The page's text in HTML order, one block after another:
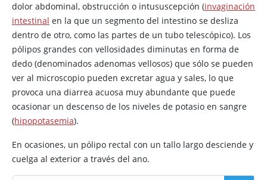
dolor abdominal, obstrucción o intususcepción (invaginación
intestinal en la que un segmento del intestino se desliza
dentro de otro, como las partes de un tubo telescópico). Los
pólipos grandes con vellosidades diminutas en forma de
dedo (denominados adenomas vellosos) que sólo se pueden
ver al microscopio pueden excretar agua y sales, lo que
provoca una diarrea acuosa muy abundante que puede
ocasionar un descenso de los niveles de potasio en sangre
(hipopotasemia).
En ocasiones, un pólipo rectal con un tallo largo desciende y
cuelga al exterior a través del ano.